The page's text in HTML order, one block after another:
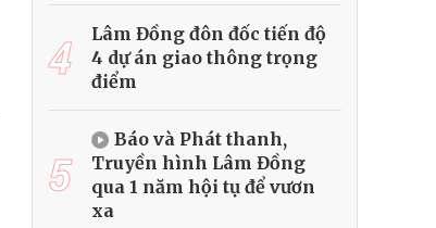
4
Lâm Đồng đôn đốc tiến độ
4 dự án giao thông trọng
điểm
5
Báo và Phát thanh,
Truyền hình Lâm Đồng
qua 1 năm hội tụ để vươn
xa